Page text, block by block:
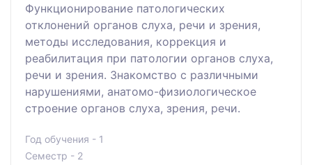
Функционирование патологических
отклонений органов слуха, речи и зрения,
методы исследования, коррекция и
реабилитация при патологии органов слуха,
речи и зрения. Знакомство с различными
нарушениями, анатомо-физиологическое
строение органов слуха, зрения, речи.
Год обучения - 1
Семестр - 2